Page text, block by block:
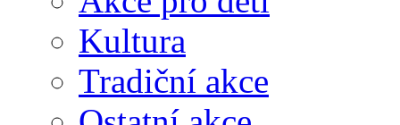
Kultura
Tradiční akce